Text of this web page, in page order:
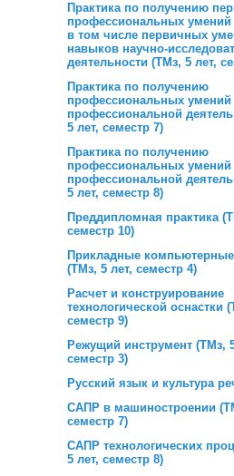
Практика по получению
профессиональных
в том числе первичных
навыков научно-
деятельности (ТМз, 5 лет,
Практика по получению
профессиональных
профессиональной
5 лет, семестр 7)
Практика по получению
профессиональных
профессиональной
5 лет, семестр 8)
Преддипломная практика
семестр 10)
Прикладные
(ТМз, 5 лет, семестр 4)
Расчет и конструирование
технологической оснастки
семестр 9)
Режущий инструмент (ТМз,
семестр 3)
Русский язык и культура
САПР в машиностроении
семестр 7)
САПР технологических
5 лет, семестр 8)